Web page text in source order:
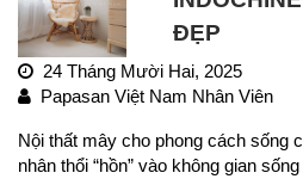
ĐẸP
24 Tháng Mười Hai, 2025
Papasan Việt Nam Nhân Viên
Nội thất mây cho phong cách sống
nhân thổi “hồn” vào không gian